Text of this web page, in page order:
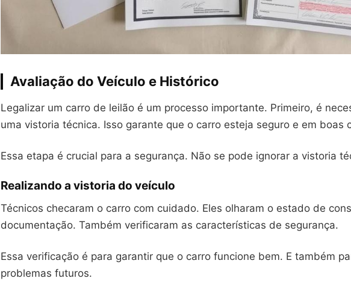
Avaliação do Veículo e Histórico
Legalizar um carro de leilão é um processo importante. Primeiro, é
uma vistoria técnica. Isso garante que o carro esteja seguro e em boas
Essa etapa é crucial para a segurança. Não se pode ignorar a vistoria
Realizando a vistoria do veículo
Técnicos checaram o carro com cuidado. Eles olharam o estado de
documentação. Também verificaram as características de segurança.
Essa verificação é para garantir que o carro funcione bem. E também
problemas futuros.